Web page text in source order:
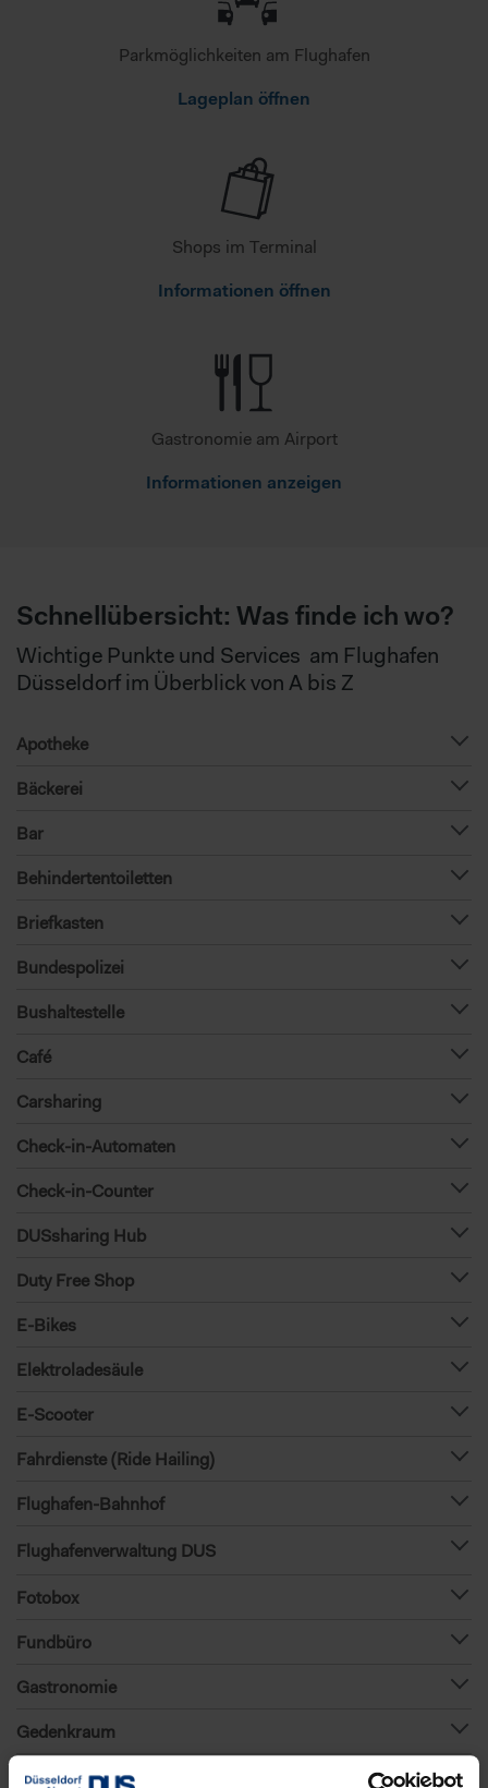
Parkmöglichkeiten am Flughafen
Lageplan öffnen
Shops im Terminal
Informationen öffnen
Gastronomie am Airport
Informationen anzeigen
Schnellübersicht: Was finde ich wo?
Wichtige Punkte und Services am Flughafen
Düsseldorf im Überblick von A bis Z
Apotheke
Bäckerei
Bar
Behindertentoiletten
Briefkasten
Bundespolizei
Bushaltestelle
Café
Carsharing
Check-in-Automaten
Check-in-Counter
DUSsharing Hub
Duty Free Shop
E-Bikes
Elektroladesäule
E-Scooter
Fahrdienste (Ride Hailing)
Flughafen-Bahnhof
Flughafenverwaltung DUS
Fotobox
Fundbüro
Gastronomie
Gedenkraum
Geldautomat